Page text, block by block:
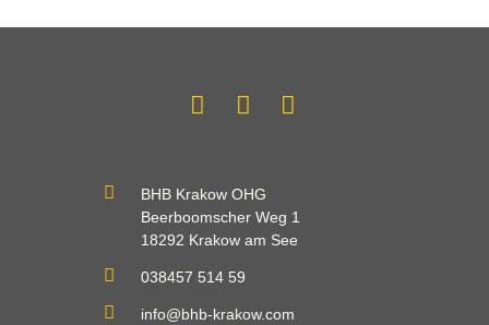
BHB Krakow OHG
Beerboomscher Weg 1
18292 Krakow am See
038457 514 59
info@bhb-krakow.com